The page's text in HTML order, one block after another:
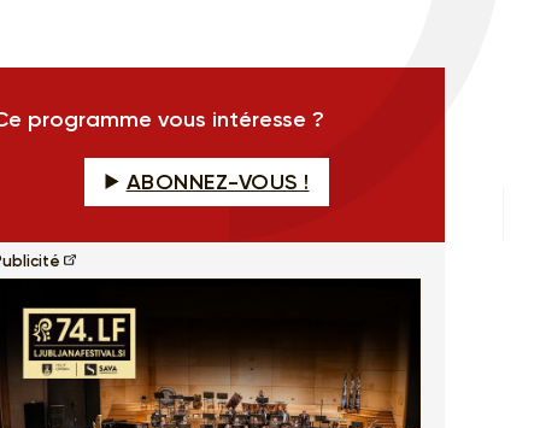
programme vous intéresse ?
ABONNEZ-VOUS !